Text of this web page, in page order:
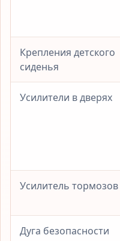
Крепления детского
сиденья
Усилители в дверях
Усилитель тормозов
Дуга безопасности